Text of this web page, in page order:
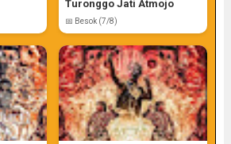
Turonggo Jati Atmojo
📅 Besok (7/8)